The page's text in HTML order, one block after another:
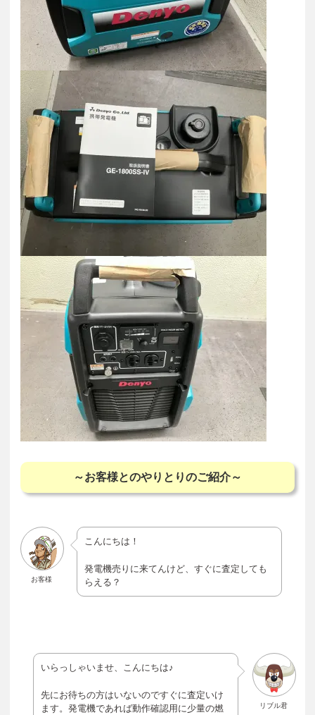
～お客様とのやりとりのご紹介～
お客様
こんにちは！
発電機売りに来てんけど、すぐに査定しても
らえる？
リブル君
いらっしゃいませ、こんにちは♪
先にお待ちの方はいないのですぐに査定いけ
ます。発電機であれば動作確認用に少量の燃